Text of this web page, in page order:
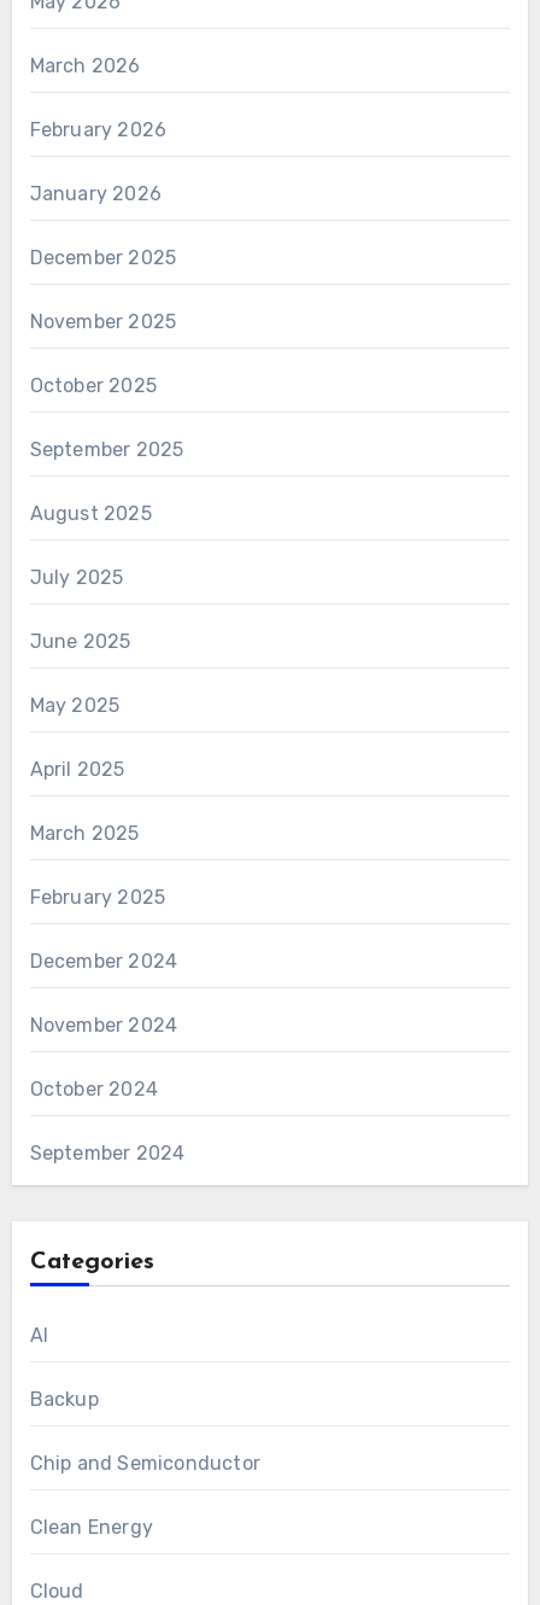
March 2026
February 2026
January 2026
December 2025
November 2025
October 2025
September 2025
August 2025
July 2025
June 2025
May 2025
April 2025
March 2025
February 2025
December 2024
November 2024
October 2024
September 2024
Categories
AI
Backup
Chip and Semiconductor
Clean Energy
Cloud